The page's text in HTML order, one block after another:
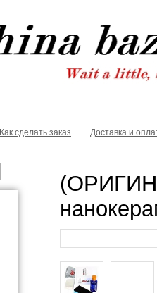
Как сделать заказ Доставка и